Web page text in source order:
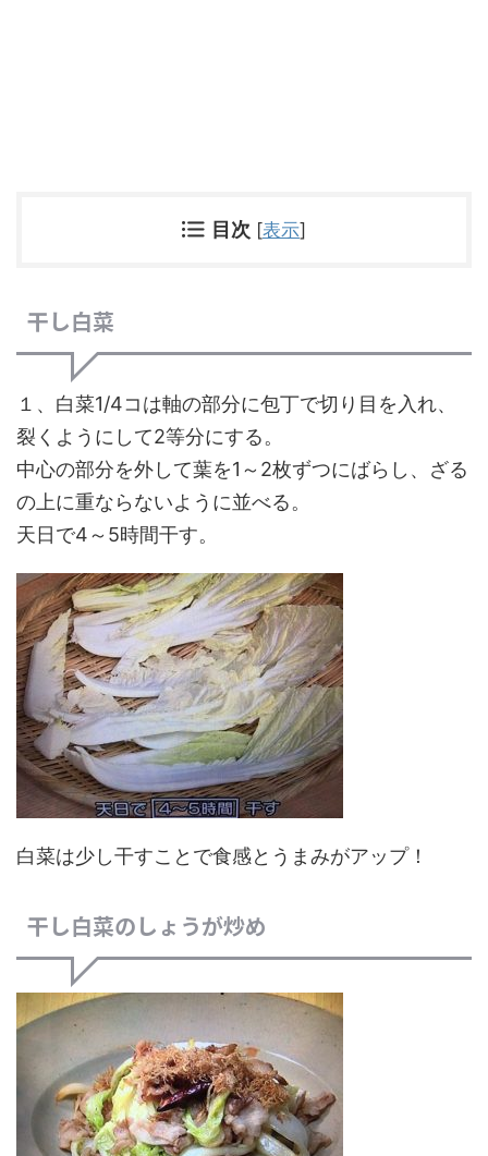
目次 [表示]
干し白菜
１、白菜1/4コは軸の部分に包丁で切り目を入れ、
裂くようにして2等分にする。
中心の部分を外して葉を1～2枚ずつにばらし、ざる
の上に重ならないように並べる。
天日で4～5時間干す。
白菜は少し干すことで食感とうまみがアップ！
干し白菜のしょうが炒め